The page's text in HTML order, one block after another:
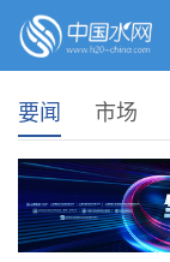
要闻 市场